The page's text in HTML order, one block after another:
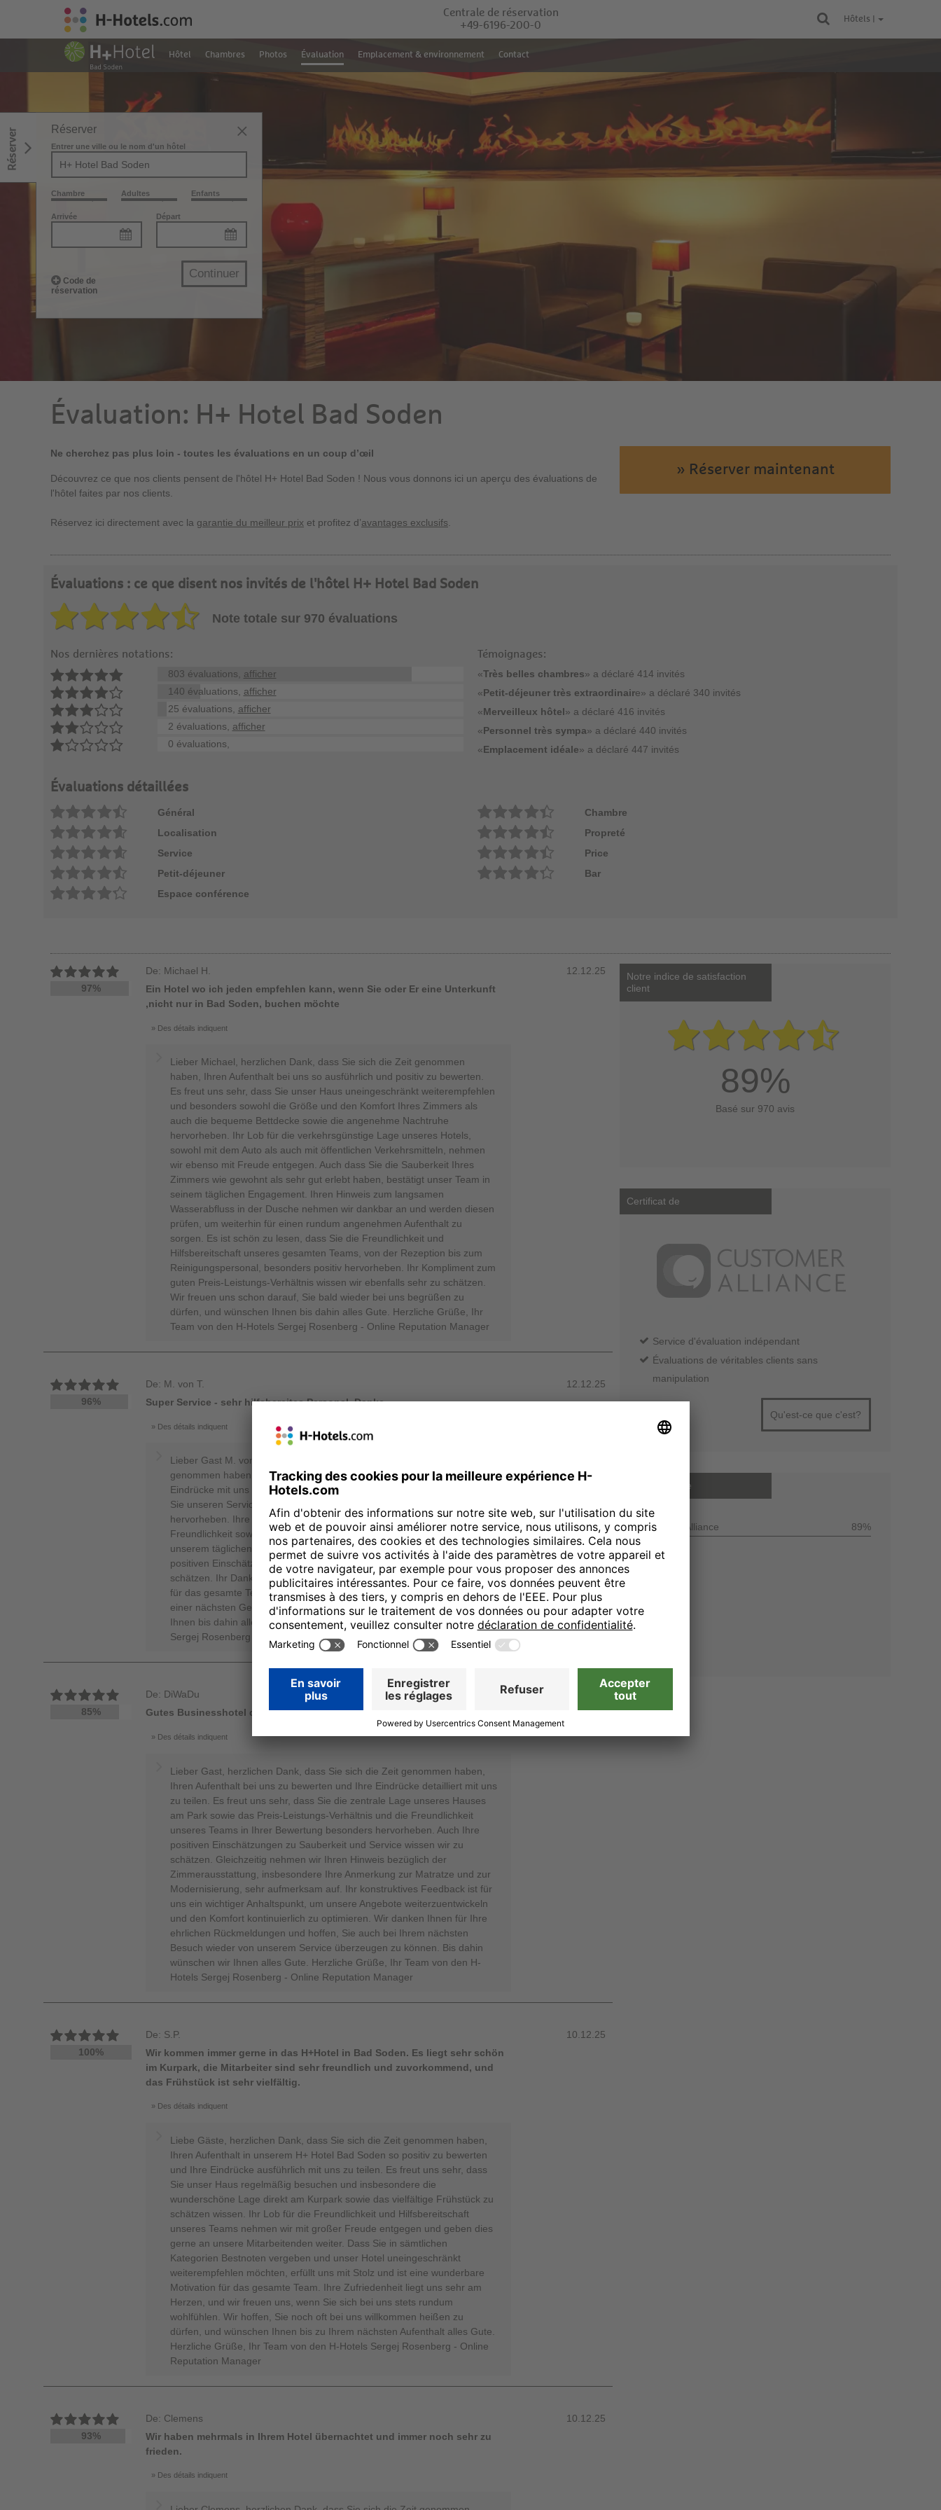
Centrale de réservation
+49-6196-200-0
Hôtels |
Hôtel Chambres Photos Évaluation Emplacement & environnement Contact
Réserver Réserver
Entrer une ville ou le nom d'un hôtel
Chambre Adultes Enfants
Arrivée Départ
Code de
réservation
Continuer
Évaluation: H+ Hotel Bad Soden
Ne cherchez pas plus loin - toutes les évaluations en un coup d’œil
Découvrez ce que nos clients pensent de l'hôtel H+ Hotel Bad Soden ! Nous vous donnons ici un aperçu des évaluations de
l'hôtel faites par nos clients.
Réservez ici directement avec la garantie du meilleur prix et profitez d’avantages exclusifs
» Réserver maintenant
Évaluations : ce que disent nos invités de l'hôtel H+ Hotel Bad Soden
Note totale sur 970 évaluations
Nos dernières notations:
803 évaluations, afficher
140 évaluations, afficher
25 évaluations, afficher
2 évaluations, afficher
0 évaluations,
Témoignages:
«Très belles chambres» a déclaré 414 invités
«Petit-déjeuner très extraordinaire» a déclaré 340 invités
«Merveilleux hôtel» a déclaré 416 invités
«Personnel très sympa» a déclaré 440 invités
«Emplacement idéale» a déclaré 447 invités
Évaluations détaillées
Général
Chambre
Localisation
Propreté
Service
Price
Petit-déjeuner
Bar
Espace conférence
97%
De: Michael H.
Ein Hotel wo ich jeden empfehlen kann, wenn Sie oder Er eine Unterkunft
,nicht nur in Bad Soden, buchen möchte
Des détails indiquent
Lieber Michael, herzlichen Dank, dass Sie sich die Zeit genommen
haben, Ihren Aufenthalt bei uns so ausführlich und positiv zu bewerten.
Es freut uns sehr, dass Sie unser Haus uneingeschränkt weiterempfehlen
und besonders sowohl die Größe und den Komfort Ihres Zimmers als
auch die bequeme Bettdecke sowie die angenehme Nachtruhe
hervorheben. Ihr Lob für die verkehrsgünstige Lage unseres Hotels,
sowohl mit dem Auto als auch mit öffentlichen Verkehrsmitteln, nehmen
wir ebenso mit Freude entgegen. Auch dass Sie die Sauberkeit Ihres
Zimmers wie gewohnt als sehr gut erlebt haben, bestätigt unser Team in
seinem täglichen Engagement. Ihren Hinweis zum langsamen
Wasserabfluss in der Dusche nehmen wir dankbar an und werden diesen
prüfen, um weiterhin für einen rundum angenehmen Aufenthalt zu
sorgen. Es ist schön zu lesen, dass Sie die Freundlichkeit und
Hilfsbereitschaft unseres gesamten Teams, von der Rezeption bis zum
Reinigungspersonal, besonders positiv hervorheben. Ihr Kompliment zum
guten Preis-Leistungs-Verhältnis wissen wir ebenfalls sehr zu schätzen.
Wir freuen uns schon darauf, Sie bald wieder bei uns begrüßen zu
dürfen, und wünschen Ihnen bis dahin alles Gute. Herzliche Grüße, Ihr
Team von den H-Hotels Sergej Rosenberg - Online Reputation Manager
12.12.25
96%
De: M. von T.
Super Service - sehr hilfsbereites Personal. Danke
Des détails indiquent
Lieber Gast M. von Thadisburg, herzlichen Dank, dass Sie sich die Zeit
genommen haben, Ihren Aufenthalt so positiv zu bewerten und Ihre
Eindrücke mit uns zu teilen. Es freut uns außerordentlich zu lesen, dass
Sie unseren Service und die Hilfsbereitschaft unseres Teams besonders
hervorheben. Ihre ausgezeichneten Bewertungen zur Sauberkeit,
Freundlichkeit sowie zum Preis-Leistungs-Verhältnis bestätigen uns in
unserem täglichen Engagement für das Wohl unserer Gäste. Auch Ihre
positiven Einschätzungen zu Zimmerqualität und Lage wissen wir sehr zu
schätzen. Ihr Dank und die hohe Bereitschaft zur Weiterempfehlung sind
für das gesamte Team eine wunderbare Motivation. Wir hoffen, Sie bei
einer nächsten Gelegenheit erneut begrüßen zu dürfen, und wünschen
Ihnen bis dahin alles Gute. Herzliche Grüße, Ihr Team von den H-Hotels
Sergej Rosenberg - Online Reputation Manager
12.12.25
85%
De: DiWaDu
Gutes Businesshotel das irgendwann mal renoviert werden kömnte.
Des détails indiquent
Lieber Gast, herzlichen Dank, dass Sie sich die Zeit genommen haben,
Ihren Aufenthalt bei uns zu bewerten und Ihre Eindrücke detailliert mit uns
zu teilen. Es freut uns sehr, dass Sie die zentrale Lage unseres Hauses
am Park sowie das Preis-Leistungs-Verhältnis und die Freundlichkeit
unseres Teams in Ihrer Bewertung besonders hervorheben. Auch Ihre
positiven Einschätzungen zu Sauberkeit und Service wissen wir zu
schätzen. Gleichzeitig nehmen wir Ihren Hinweis bezüglich der
Zimmerausstattung, insbesondere Ihre Anmerkung zur Matratze und zur
Modernisierung, sehr aufmerksam auf. Ihr konstruktives Feedback ist für
uns ein wichtiger Anhaltspunkt, um unsere Angebote weiterzuentwickeln
und den Komfort kontinuierlich zu optimieren. Wir danken Ihnen für Ihre
ehrlichen Rückmeldungen und hoffen, Sie auch bei Ihrem nächsten
Besuch wieder von unserem Service überzeugen zu können. Bis dahin
wünschen wir Ihnen alles Gute. Herzliche Grüße, Ihr Team von den H-
Hotels Sergej Rosenberg - Online Reputation Manager
100%
De: S.P.
Wir kommen immer gerne in das H+Hotel in Bad Soden. Es liegt sehr schön
im Kurpark, die Mitarbeiter sind sehr freundlich und zuvorkommend, und
das Frühstück ist sehr vielfältig.
Des détails indiquent
Liebe Gäste, herzlichen Dank, dass Sie sich die Zeit genommen haben,
Ihren Aufenthalt in unserem H+ Hotel Bad Soden so positiv zu bewerten
und Ihre Eindrücke ausführlich mit uns zu teilen. Es freut uns sehr, dass
Sie unser Haus regelmäßig besuchen und insbesondere die
wunderschöne Lage direkt am Kurpark sowie das vielfältige Frühstück zu
schätzen wissen. Ihr Lob für die Freundlichkeit und Hilfsbereitschaft
unseres Teams nehmen wir mit großer Freude entgegen und geben dies
gerne an unsere Mitarbeitenden weiter. Dass Sie in sämtlichen
Kategorien Bestnoten vergeben und unser Hotel uneingeschränkt
weiterempfehlen möchten, erfüllt uns mit Stolz und ist eine wunderbare
Motivation für das gesamte Team. Ihre Zufriedenheit liegt uns sehr am
Herzen, und wir freuen uns, wenn Sie sich bei uns stets rundum
wohlfühlen. Wir hoffen, Sie noch oft bei uns willkommen heißen zu
dürfen, und wünschen Ihnen bis zu Ihrem nächsten Aufenthalt alles Gute.
Herzliche Grüße, Ihr Team von den H-Hotels Sergej Rosenberg - Online
Reputation Manager
10.12.25
93%
De: Clemens
Wir haben mehrmals in Ihrem Hotel übernachtet und immer noch sehr zu
frieden.
Des détails indiquent
10.12.25
Notre indice de satisfaction
client
89%
Basé sur 970 avis
Certificat de
Service d'évaluation indépendant
Évaluations de véritables clients sans
manipulation
Qu'est-ce que c'est?
Note moyenne
Customer Alliance 89%